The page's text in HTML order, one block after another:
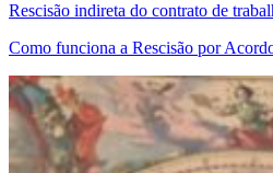
Rescisão indireta do contrato de
Como funciona a Rescisão por